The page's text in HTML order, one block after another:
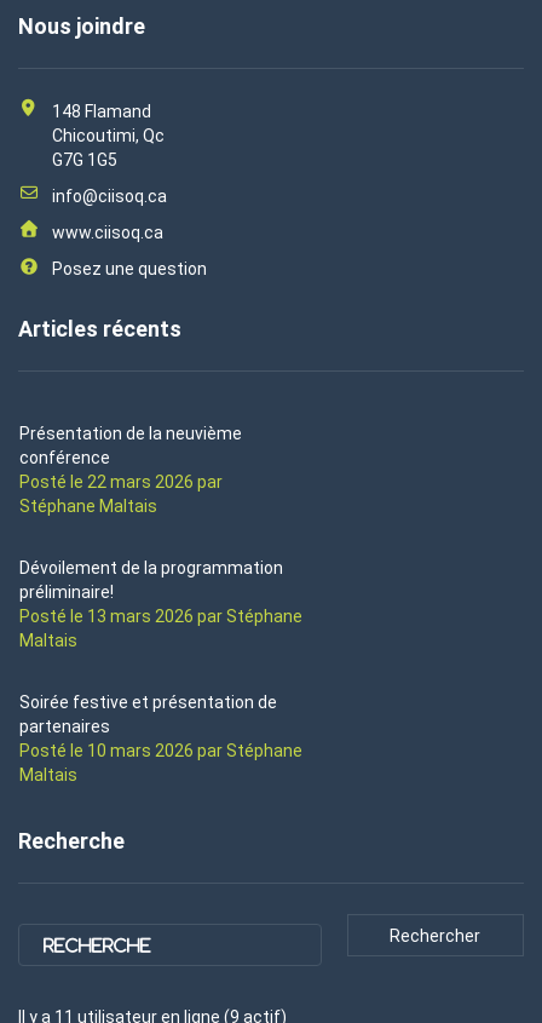
Nous joindre
148 Flamand
Chicoutimi, Qc
G7G 1G5
info@ciisoq.ca
www.ciisoq.ca
Posez une question
Articles récents
Présentation de la neuvième
conférence
Posté le 22 mars 2026 par
Stéphane Maltais
Dévoilement de la programmation
préliminaire!
Posté le 13 mars 2026 par Stéphane
Maltais
Soirée festive et présentation de
partenaires
Posté le 10 mars 2026 par Stéphane
Maltais
Recherche
Il y a 11 utilisateuren ligne (9 actif)